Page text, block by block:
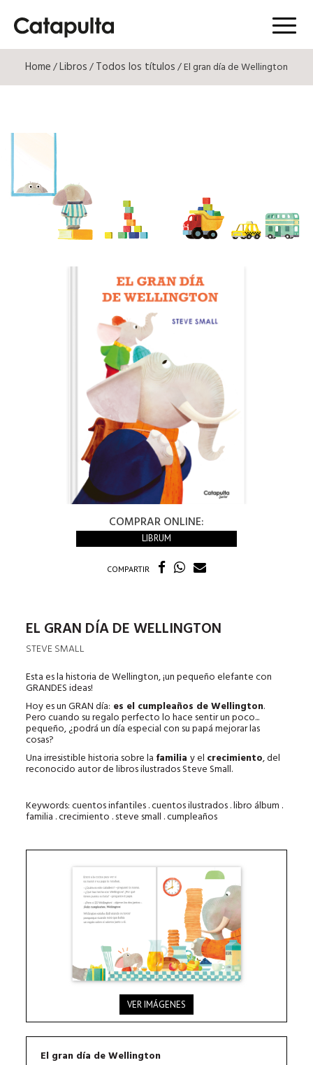
Menú
Home/Libros/Todos los títulos/ El gran día de Wellington
COMPRAR ONLINE:
LIBRUM
COMPARTIR
EL GRAN DÍA DE WELLINGTON
STEVE SMALL
Esta es la historia de Wellington, ¡un pequeño elefante con
GRANDES ideas!
Hoy es un GRAN día: es el cumpleaños de Wellington.
Pero cuando su regalo perfecto lo hace sentir un poco...
pequeño, ¿podrá un día especial con su papá mejorar las
cosas?
Una irresistible historia sobre la familiay el crecimiento, del
reconocido autor de libros ilustrados Steve Small.
Keywords: cuentos infantiles . cuentos ilustrados . libro álbum .
familia . crecimiento . steve small . cumpleaños
VER IMÁGENES
El gran día de Wellington